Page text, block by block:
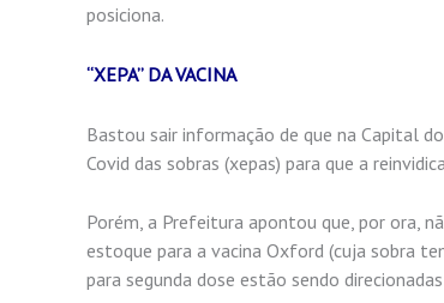
posiciona.
“XEPA” DA VACINA
Bastou sair informação de que na Capital
Covid das sobras (xepas) para que a
Porém, a Prefeitura apontou que, por ora,
estoque para a vacina Oxford (cuja sobra
para segunda dose estão sendo